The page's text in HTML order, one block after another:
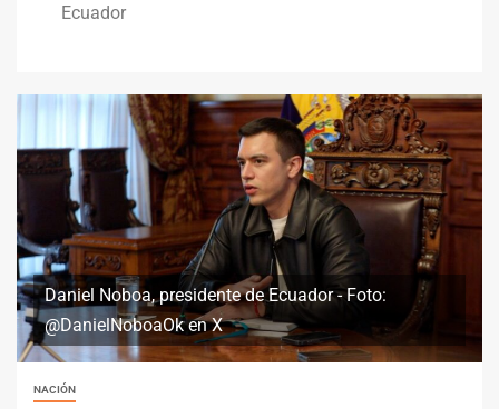
Ecuador
Daniel Noboa, presidente de Ecuador - Foto:
@DanielNoboaOk en X
NACIÓN